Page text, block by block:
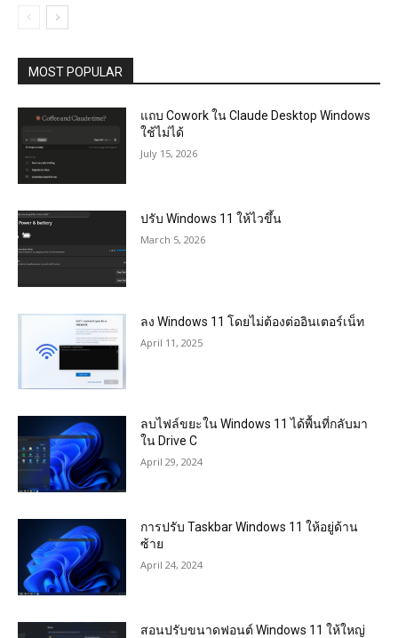
MOST POPULAR
แถบ Cowork ใน Claude Desktop Windows
ใช้ไม่ได้
July 15, 2026
ปรับ Windows 11 ให้ไวขึ้น
March 5, 2026
ลง Windows 11 โดยไม่ต้องต่ออินเตอร์เน็ท
April 11, 2025
ลบไฟล์ขยะใน Windows 11 ได้พื้นที่กลับมา
ใน Drive C
April 29, 2024
การปรับ Taskbar Windows 11 ให้อยู่ด้าน
ซ้าย
April 24, 2024
สอนปรับขนาดฟอนต์ Windows 11 ให้ใหญ่